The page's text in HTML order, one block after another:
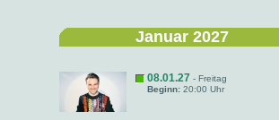
Januar 2027
08.01.27 - Freitag
Beginn: 20:00 Uhr